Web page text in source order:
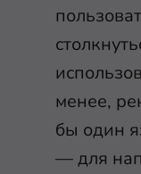
менее,
бы один
— для